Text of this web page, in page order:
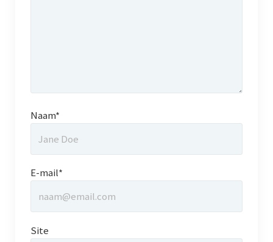
Privacy
Beveiligde paginas
Bestuur
Leden pagina
Aansprakelijkheid
Naam*
E-mail*
Site